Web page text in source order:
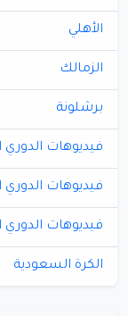
الأهلي
الزمالك
برشلونة
فيديوهات
فيديوهات الدوري
فيديوهات الدوري
الكرة السعودية